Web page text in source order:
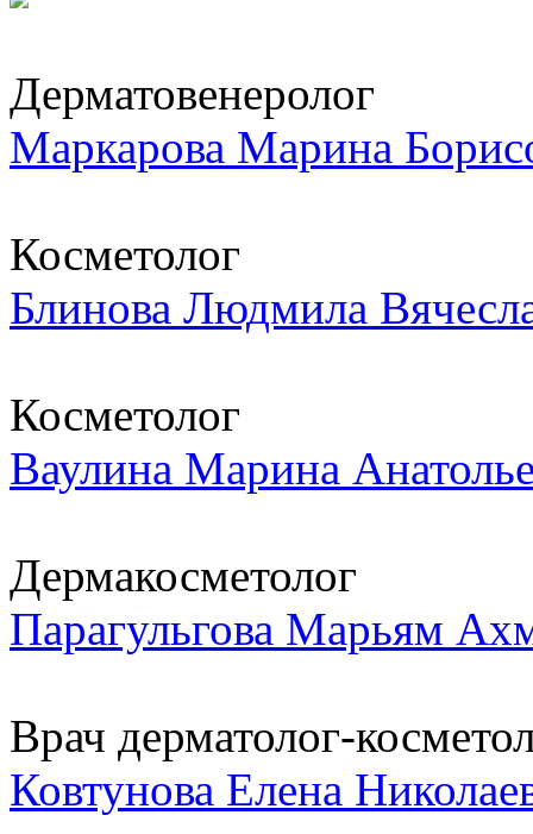
Дерматовенеролог
Маркарова Марина
Косметолог
Блинова Людмила
Косметолог
Ваулина Марина
Дермакосметолог
Парагульгова Марьям
Врач дерматолог-
Ковтунова Елена